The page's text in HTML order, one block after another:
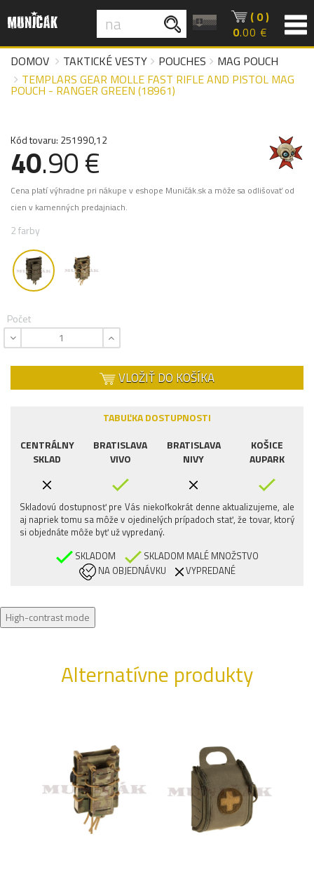
( 0 )
0.00 €
DOMOV
TAKTICKÉ VESTY POUCHES
MAG POUCH
TEMPLARS GEAR MOLLE FAST RIFLE AND PISTOL MAG
POUCH - RANGER GREEN (18961)
Kód tovaru: 251990,12
40.90 €
Cena platí výhradne pri nákupe v eshope Muničák.sk a môže sa odlišovať od
cien v kamenných predajniach.
2 farby
Počet
VLOŽIŤ DO KOŠÍKA
TABUĽKA DOSTUPNOSTI
CENTRÁLNY
SKLAD
BRATISLAVA
VIVO
BRATISLAVA
NIVY
KOŠICE
AUPARK
Skladovú dostupnosť pre Vás niekoľkokrát denne aktualizujeme, ale
aj napriek tomu sa môže v ojedinelých prípadoch stať, že tovar, ktorý
si objednáte môže byť už vypredaný.
SKLADOM
SKLADOM MALÉ MNOŽSTVO
NA OBJEDNÁVKU
VYPREDANÉ
High-contrast mode
Alternatívne produkty